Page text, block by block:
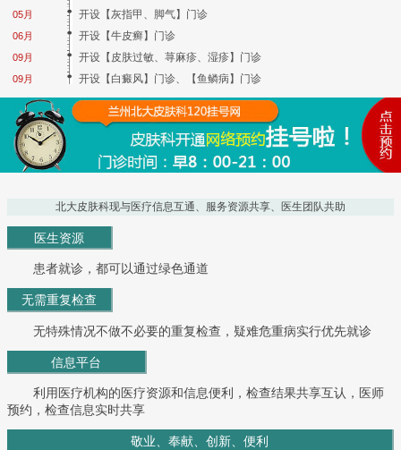
05月
06月
09月
09月
开设【灰指甲、脚气】门诊
开设【牛皮癣】门诊
开设【皮肤过敏、荨麻疹、湿疹】门诊
开设【白癜风】门诊、【鱼鳞病】门诊
北大皮肤科现与医疗信息互通、服务资源共享、医生团队共助
医生资源
患者就诊，都可以通过绿色通道
无需重复检查
无特殊情况不做不必要的重复检查，疑难危重病实行优先就诊
信息平台
利用医疗机构的医疗资源和信息便利，检查结果共享互认，医师
预约，检查信息实时共享
敬业、奉献、创新、便利